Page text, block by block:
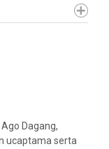
Dagang,
ucaptama serta